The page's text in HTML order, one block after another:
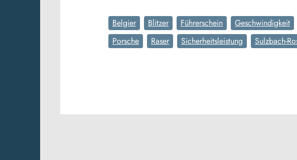
Belgier Blitzer Führerschein Geschwindigkeit
Porsche
Raser Sicherheitsleistung Sulzbach-